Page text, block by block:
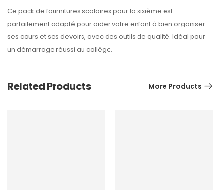
Ce pack de fournitures scolaires pour la sixième est
parfaitement adapté pour aider votre enfant à bien organiser
ses cours et ses devoirs, avec des outils de qualité. Idéal pour
un démarrage réussi au collège.
Related Products More Products